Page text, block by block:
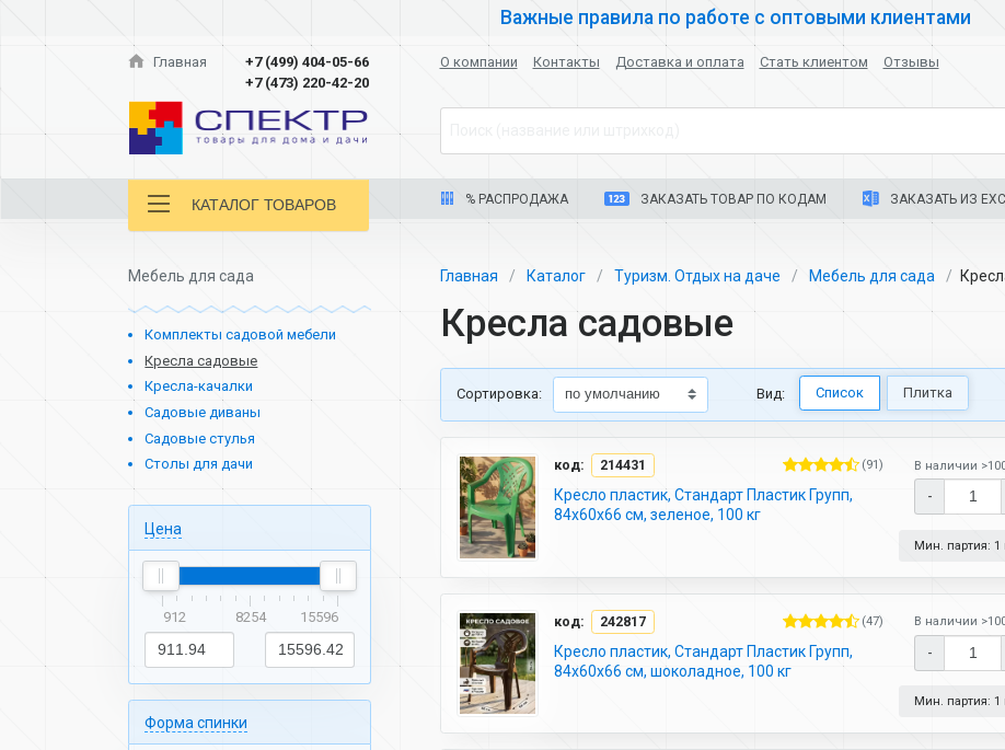
Важные правила по работе с оптовыми клиентами
Главная
+7 (499) 404-05-66
+7 (473) 220-42-20
О компании Контакты Доставка и оплата Стать клиентом Отзывы
КАТАЛОГ ТОВАРОВ % РАСПРОДАЖА ЗАКАЗАТЬ ТОВАР ПО КОДАМ ЗАКАЗАТЬ ИЗ
Мебель для сада
Комплекты садовой мебели
Кресла садовые
Кресла-качалки
Садовые диваны
Садовые стулья
Столы для дачи
Цена
912 8254 15596
Форма спинки
Главная Каталог Туризм. Отдых на даче Мебель для сада
Кресла садовые
Cортировка: Вид: Список Плитка
код: 214431 (91)
Кресло пластик, Стандарт Пластик Групп,
84х60х66 см, зеленое, 100 кг
В наличии
-
Мин. партия: 1
код: 242817 (47)
Кресло пластик, Стандарт Пластик Групп,
84х60х66 см, шоколадное, 100 кг
В наличии
-
Мин. партия: 1